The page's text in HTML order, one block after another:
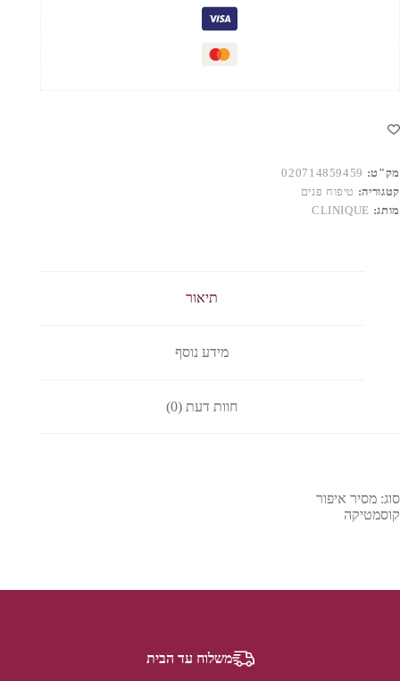
מק"ט: 020714859459
קטגוריה: טיפוח פנים
מותג: CLINIQUE
תיאור
מידע נוסף
חוות דעת (0)
סוג: מסיר איפור
קוסמטיקה
משלוח עד הבית